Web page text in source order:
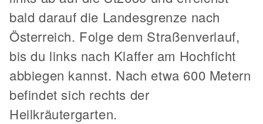
bald darauf die Landesgrenze nach
Österreich. Folge dem Straßenverlauf,
bis du links nach Klaffer am Hochficht
abbiegen kannst. Nach etwa 600 Metern
befindet sich rechts der
Heilkräutergarten.